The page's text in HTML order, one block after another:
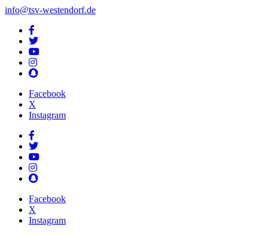
info@tsv-westendorf.de
Facebook
X
Instagram
Facebook
X
Instagram